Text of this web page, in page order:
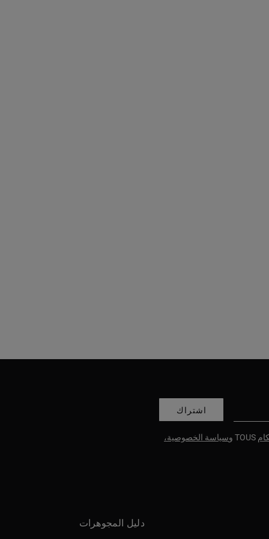
اشتراك
سياسة الخصوصية،
دليل المجوهرات